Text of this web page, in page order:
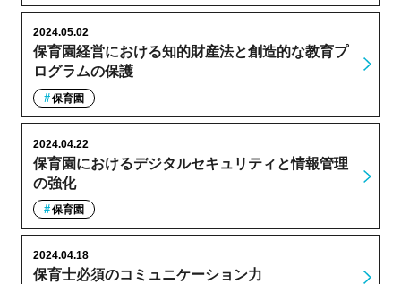
保育園経営における知的財産法と創造的な教育プ
ログラムの保護
2024.05.02
保育園
保育園におけるデジタルセキュリティと情報管理
の強化
2024.04.22
保育園
保育士必須のコミュニケーション力
2024.04.18